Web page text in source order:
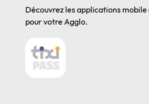
Découvrez les applications
pour votre Agglo.